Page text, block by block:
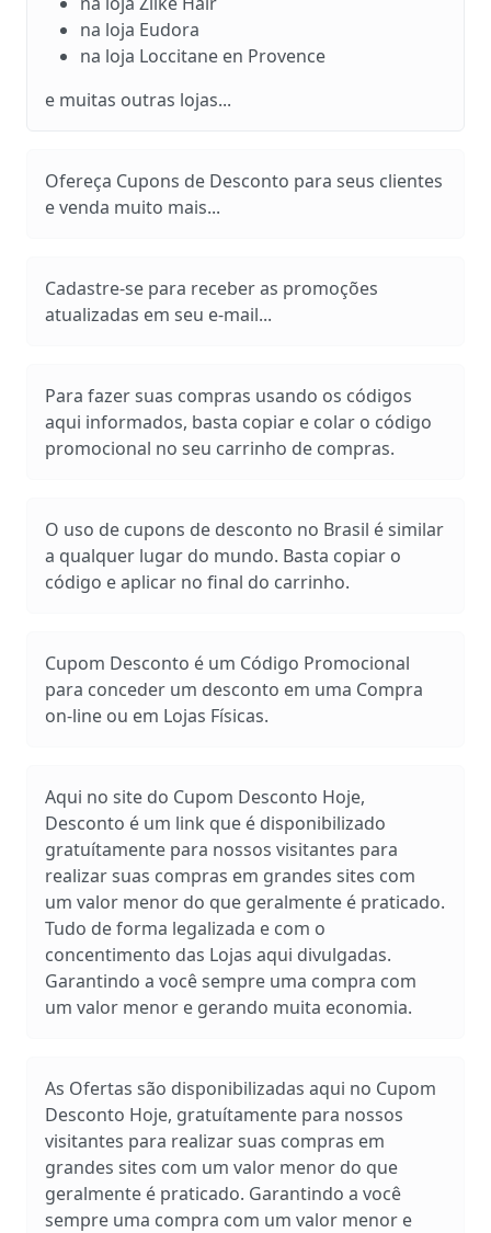
na loja Eudora
na loja Loccitane en Provence
e muitas outras lojas...
Ofereça Cupons de Desconto para seus clientes
e venda muito mais...
Cadastre-se para receber as promoções
atualizadas em seu e-mail...
Para fazer suas compras usando os códigos
aqui informados, basta copiar e colar o código
promocional no seu carrinho de compras.
O uso de cupons de desconto no Brasil é similar
a qualquer lugar do mundo. Basta copiar o
código e aplicar no final do carrinho.
Cupom Desconto é um Código Promocional
para conceder um desconto em uma Compra
on-line ou em Lojas Físicas.
Aqui no site do Cupom Desconto Hoje,
Desconto é um link que é disponibilizado
gratuítamente para nossos visitantes para
realizar suas compras em grandes sites com
um valor menor do que geralmente é praticado.
Tudo de forma legalizada e com o
concentimento das Lojas aqui divulgadas.
Garantindo a você sempre uma compra com
um valor menor e gerando muita economia.
As Ofertas são disponibilizadas aqui no Cupom
Desconto Hoje, gratuítamente para nossos
visitantes para realizar suas compras em
grandes sites com um valor menor do que
geralmente é praticado. Garantindo a você
sempre uma compra com um valor menor e